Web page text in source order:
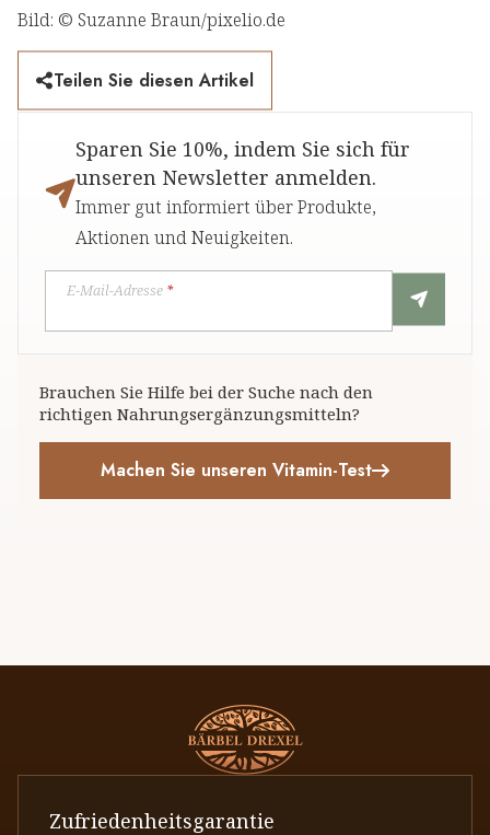
Bild: © Suzanne Braun/pixelio.de
Teilen Sie diesen Artikel
Sparen Sie 10%, indem Sie sich für
unseren Newsletter anmelden.
Immer gut informiert über Produkte,
Aktionen und Neuigkeiten.
E-Mail-Adresse *
Brauchen Sie Hilfe bei der Suche nach den
richtigen Nahrungsergänzungsmitteln?
Machen Sie unseren Vitamin-Test
Zufriedenheitsgarantie